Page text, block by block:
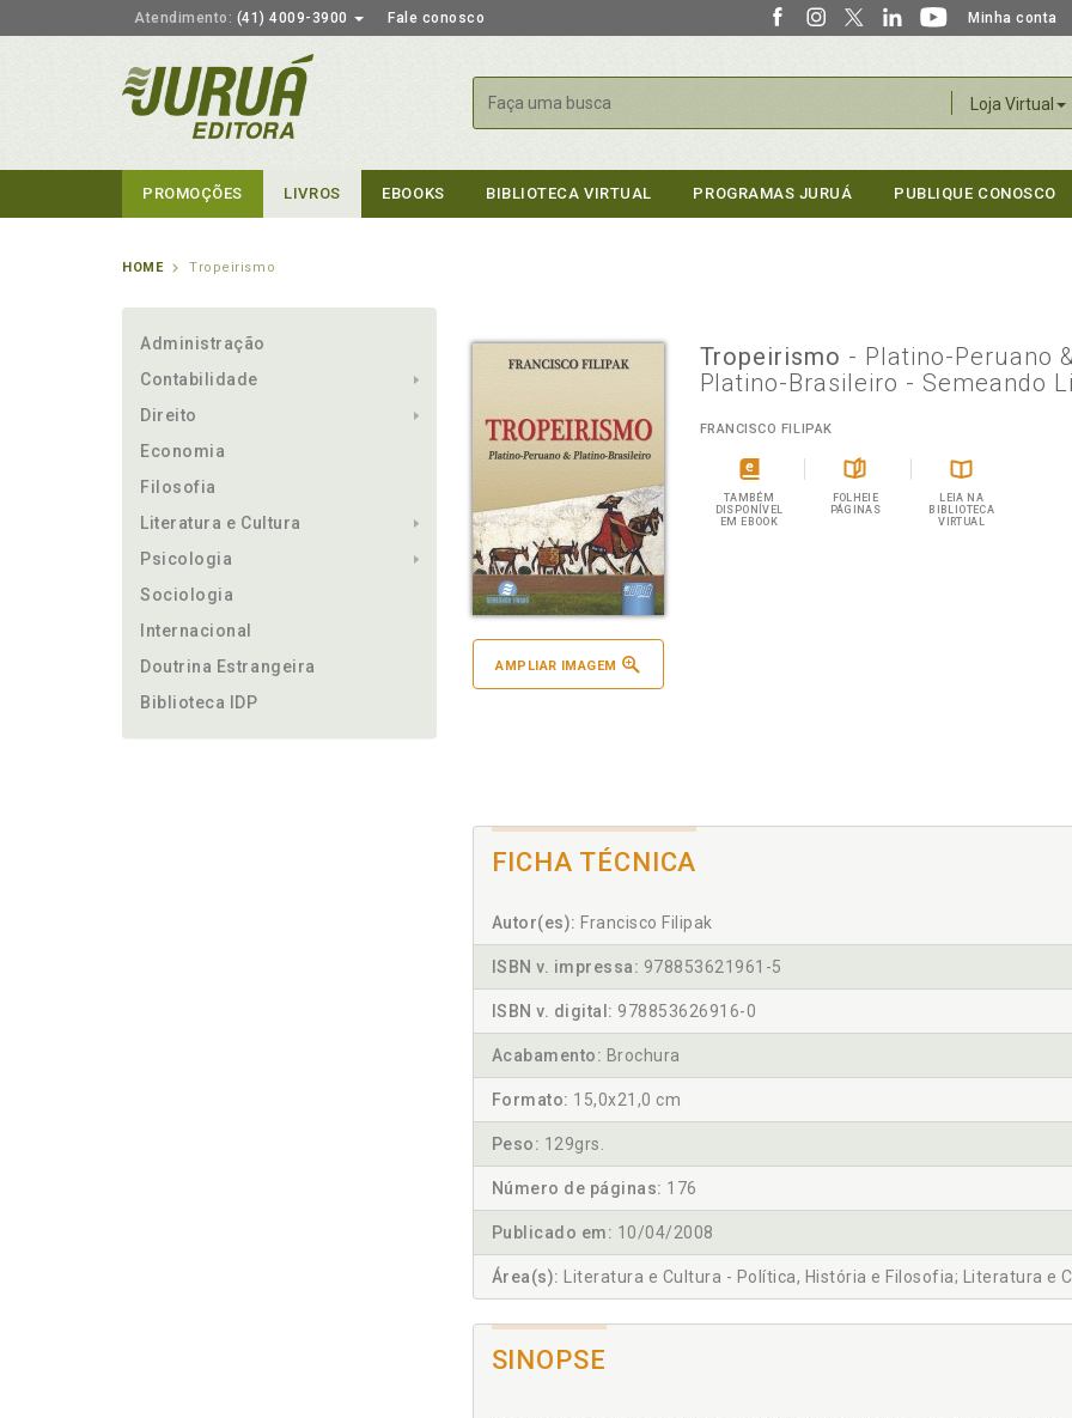
Atendimento: (41) 4009-3900 Fale conosco Minha conta
Loja Virtual
Buscar
PROMOÇÕES LIVROS EBOOKS BIBLIOTECA VIRTUAL PROGRAMAS JURUÁ PUBLIQUE CONOSCO
HOME Tropeirismo
Administração
Contabilidade
Direito
Economia
Filosofia
Literatura e Cultura
Psicologia
Sociologia
Internacional
Doutrina Estrangeira
Biblioteca IDP
AMPLIAR IMAGEM
Tropeirismo - Platino-Peruano
Platino-Brasileiro - Semeando
FRANCISCO FILIPAK
TAMBÉM
DISPONÍVEL
EM EBOOK
FOLHEIE
PÁGINAS
LEIA NA
BIBLIOTECA
VIRTUAL
FICHA TÉCNICA
Autor(es): Francisco Filipak
ISBN v. impressa: 978853621961-5
ISBN v. digital: 978853626916-0
Acabamento: Brochura
Formato: 15,0x21,0 cm
Peso: 129grs.
Número de páginas: 176
Publicado em: 10/04/2008
Área(s): Literatura e Cultura - Política, História e Filosofia; Literatura e
SINOPSE